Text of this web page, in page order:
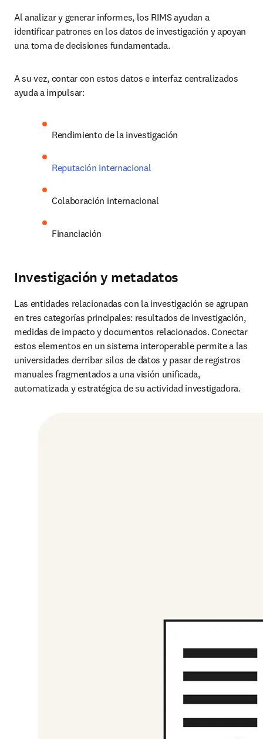
Al analizar y generar informes, los RIMS ayudan a
identificar patrones en los datos de investigación y apoyan
una toma de decisiones fundamentada.
A su vez, contar con estos datos e interfaz centralizados
ayuda a impulsar:
Rendimiento de la investigación
Reputación internacional
Colaboración internacional
Financiación
Investigación y metadatos
Las entidades relacionadas con la investigación se agrupan
en tres categorías principales: resultados de investigación,
medidas de impacto y documentos relacionados. Conectar
estos elementos en un sistema interoperable permite a las
universidades derribar silos de datos y pasar de registros
manuales fragmentados a una visión unificada,
automatizada y estratégica de su actividad investigadora.